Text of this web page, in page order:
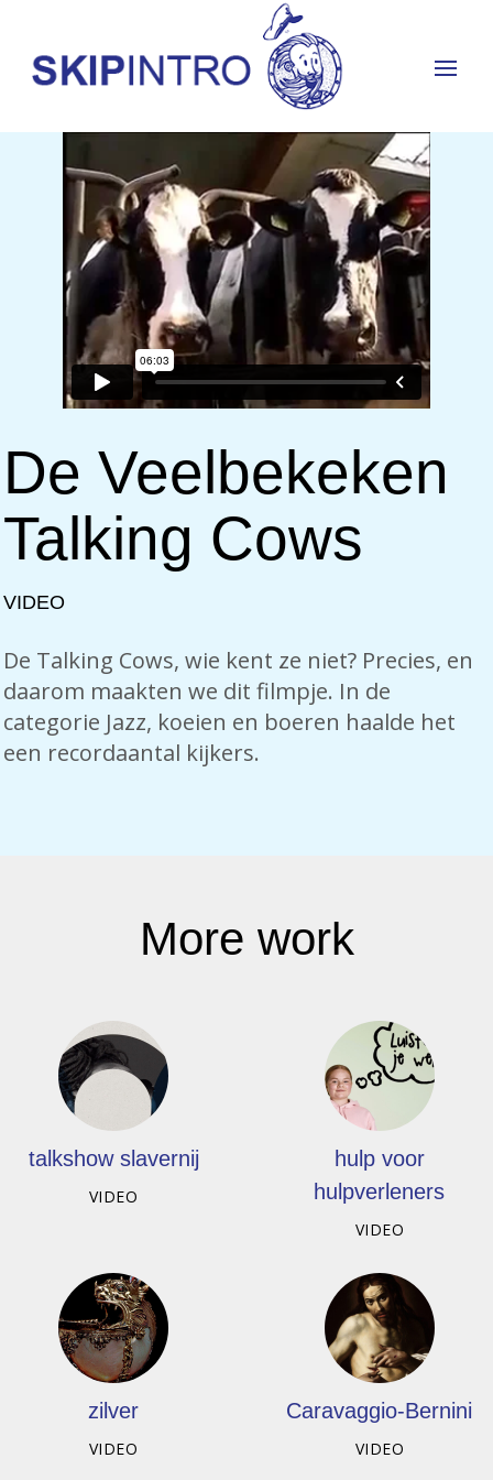
De Veelbekeken
Talking Cows
VIDEO
De Talking Cows, wie kent ze niet? Precies, en
daarom maakten we dit filmpje. In de
categorie Jazz, koeien en boeren haalde het
een recordaantal kijkers.
More work
talkshow slavernij
VIDEO
hulp voor
hulpverleners
VIDEO
zilver
VIDEO
Caravaggio-Bernini
VIDEO